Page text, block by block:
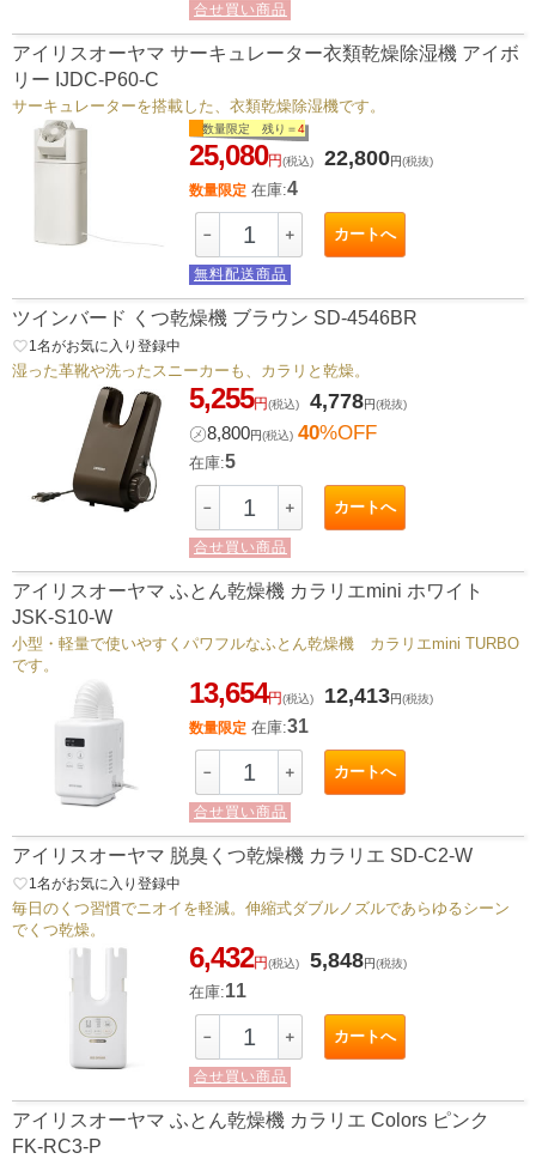
合せ買い商品
アイリスオーヤマ サーキュレーター衣類乾燥除湿機 アイボ
リー IJDC-P60-C
サーキュレーターを搭載した、衣類乾燥除湿機です。
数量限定 残り＝4
25,080円(税込) 22,800円(税抜)
数量限定 在庫:4
－ ＋ カートへ
無料配送商品
ツインバード くつ乾燥機 ブラウン SD-4546BR
favorite_border1名がお気に入り登録中
湿った革靴や洗ったスニーカーも、カラリと乾燥。
5,255円(税込) 4,778円(税抜)
㋱8,800円(税込) 40%OFF
在庫:5
－ ＋ カートへ
合せ買い商品
アイリスオーヤマ ふとん乾燥機 カラリエmini ホワイト
JSK-S10-W
小型・軽量で使いやすくパワフルなふとん乾燥機 カラリエmini TURBO
です。
13,654円(税込) 12,413円(税抜)
数量限定 在庫:31
－ ＋ カートへ
合せ買い商品
アイリスオーヤマ 脱臭くつ乾燥機 カラリエ SD-C2-W
favorite_border1名がお気に入り登録中
毎日のくつ習慣でニオイを軽減。伸縮式ダブルノズルであらゆるシーン
でくつ乾燥。
6,432円(税込) 5,848円(税抜)
在庫:11
－ ＋ カートへ
合せ買い商品
アイリスオーヤマ ふとん乾燥機 カラリエ Colors ピンク
FK-RC3-P